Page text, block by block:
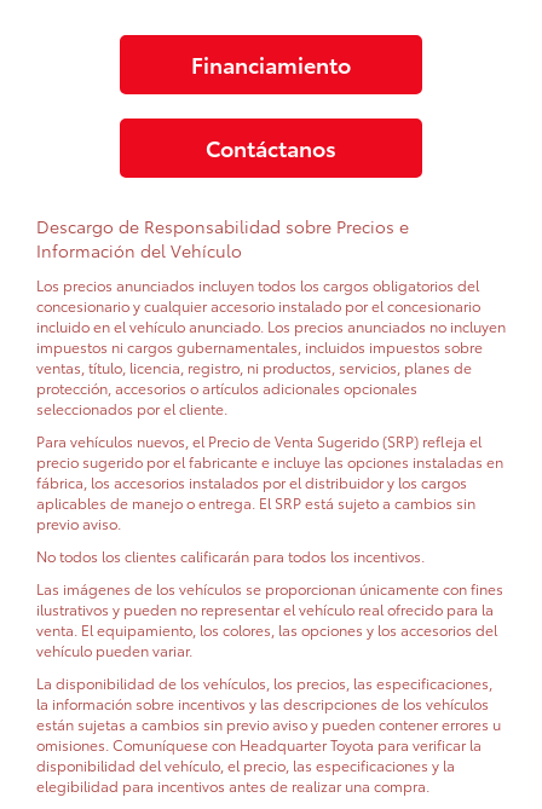
Financiamiento
Contáctanos
Descargo de Responsabilidad sobre Precios e
Información del Vehículo
Los precios anunciados incluyen todos los cargos obligatorios del
concesionario y cualquier accesorio instalado por el concesionario
incluido en el vehículo anunciado. Los precios anunciados no incluyen
impuestos ni cargos gubernamentales, incluidos impuestos sobre
ventas, título, licencia, registro, ni productos, servicios, planes de
protección, accesorios o artículos adicionales opcionales
seleccionados por el cliente.
Para vehículos nuevos, el Precio de Venta Sugerido (SRP) refleja el
precio sugerido por el fabricante e incluye las opciones instaladas en
fábrica, los accesorios instalados por el distribuidor y los cargos
aplicables de manejo o entrega. El SRP está sujeto a cambios sin
previo aviso.
No todos los clientes calificarán para todos los incentivos.
Las imágenes de los vehículos se proporcionan únicamente con fines
ilustrativos y pueden no representar el vehículo real ofrecido para la
venta. El equipamiento, los colores, las opciones y los accesorios del
vehículo pueden variar.
La disponibilidad de los vehículos, los precios, las especificaciones,
la información sobre incentivos y las descripciones de los vehículos
están sujetas a cambios sin previo aviso y pueden contener errores u
omisiones. Comuníquese con Headquarter Toyota para verificar la
disponibilidad del vehículo, el precio, las especificaciones y la
elegibilidad para incentivos antes de realizar una compra.